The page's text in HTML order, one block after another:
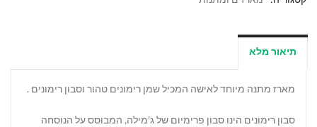
תיאור מלא
מארז מתנה מיוחד לאישה המכיל שמן רימונים טהור וסבון רימונים .
סבון רימונים הינו סבון פרימיום של ג'מילה, המבוסס על הנוסחה